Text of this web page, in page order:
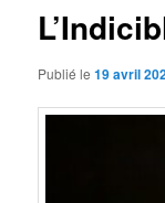
Publié le19 avril